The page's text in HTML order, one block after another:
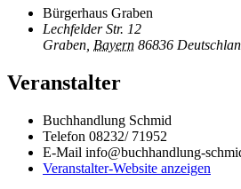
Bürgerhaus Graben
Lechfelder Str. 12
Graben Bayern 86836
Veranstalter
Buchhandlung Schmid
Telefon 08232/ 71952
E-Mail info@buchhandlung-
Veranstalter-Website anzeigen